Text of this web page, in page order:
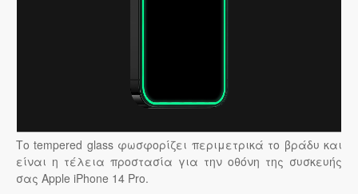
Το tempered glass φωσφορίζει περιμετρικά το βράδυ και
είναι η τέλεια προστασία για την οθόνη της συσκευής
σας Apple iPhone 14 Pro.